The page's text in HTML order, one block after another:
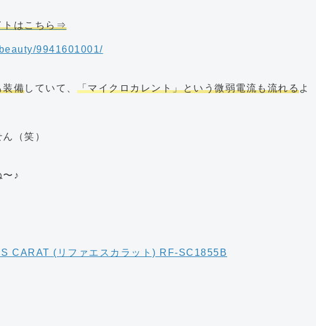
トはこちら⇒
9941601001/
装備していて、 「マイクロカレント」という微弱電流も流れるよ
（笑）
〜♪
CARAT (リファエスカラット) RF-SC1855B